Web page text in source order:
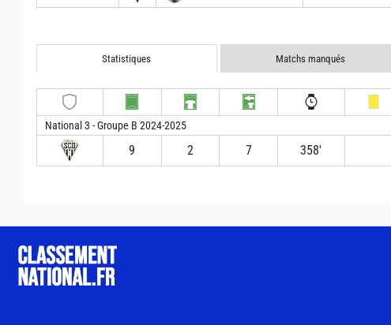
Statistiques Matchs manqués
National 3 - Groupe B 2024-2025
9 2 7 358′